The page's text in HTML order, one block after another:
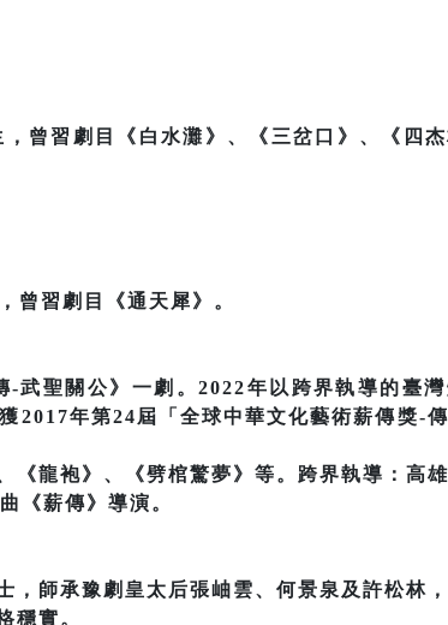
曾習劇目《白水灘》、《三岔口》、《四
曾習劇目《通天犀》。
武聖關公》一劇。2022年以跨界執導的臺
2017年第24屆「全球中華文化藝術薪傳獎-傳
龍袍》、《劈棺驚夢》等。跨界執導：高
《薪傳》導演。
師承豫劇皇太后張岫雲、何景泉及許松林
穩實。